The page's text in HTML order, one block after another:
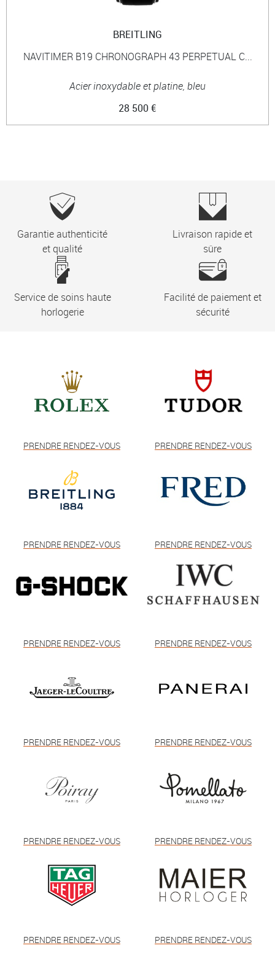
BREITLING
NAVITIMER B19 CHRONOGRAPH 43 PERPETUAL C...
Acier inoxydable et platine, bleu
28 500 €
Garantie authenticité
et qualité
Livraison rapide et
sûre
Service de soins haute
horlogerie
Facilité de paiement et
sécurité
PRENDRE RENDEZ-VOUS PRENDRE RENDEZ-VOUS
PRENDRE RENDEZ-VOUS PRENDRE RENDEZ-VOUS
PRENDRE RENDEZ-VOUS PRENDRE RENDEZ-VOUS
PRENDRE RENDEZ-VOUS PRENDRE RENDEZ-VOUS
PRENDRE RENDEZ-VOUS PRENDRE RENDEZ-VOUS
PRENDRE RENDEZ-VOUS PRENDRE RENDEZ-VOUS